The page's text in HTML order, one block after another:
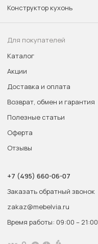
Конструктор кухонь
Для покупателей
Каталог
Акции
Доставка и оплата
Возврат, обмен и гарантия
Полезные статьи
Оферта
Отзывы
+7 (495) 660-06-07
Заказать обратный звонок
zakaz@mebelvia.ru
Время работы: 09:00 – 21:00